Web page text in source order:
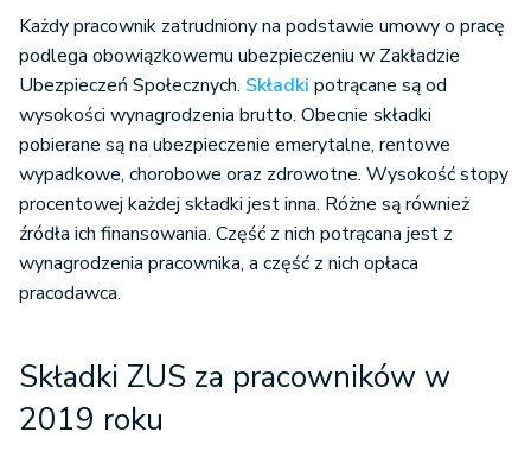
Każdy pracownik zatrudniony na podstawie umowy o pracę
podlega obowiązkowemu ubezpieczeniu w Zakładzie
Ubezpieczeń Społecznych. Składki potrącane są od
wysokości wynagrodzenia brutto. Obecnie składki
pobierane są na ubezpieczenie emerytalne, rentowe
wypadkowe, chorobowe oraz zdrowotne. Wysokość stopy
procentowej każdej składki jest inna. Różne są również
źródła ich finansowania. Część z nich potrącana jest z
wynagrodzenia pracownika, a część z nich opłaca
pracodawca.
Składki ZUS za pracowników w
2019 roku